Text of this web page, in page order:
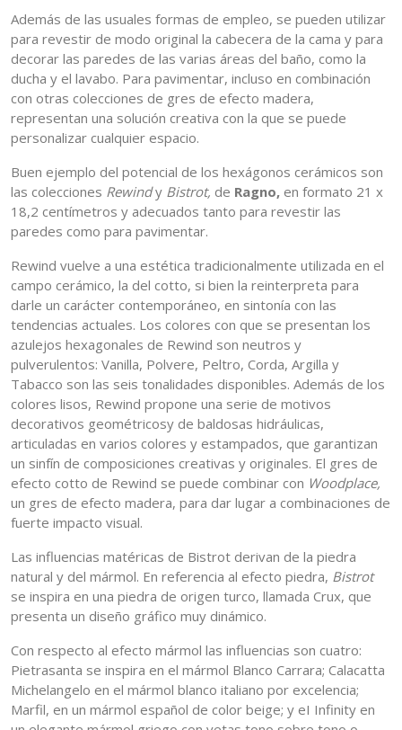
Además de las usuales formas de empleo, se pueden utilizar
para revestir de modo original la cabecera de la cama y para
decorar las paredes de las varias áreas del baño, como la
ducha y el lavabo. Para pavimentar, incluso en combinación
con otras colecciones de gres de efecto madera,
representan una solución creativa con la que se puede
personalizar cualquier espacio.
Buen ejemplo del potencial de los hexágonos cerámicos son
las colecciones Rewindy Bistrot, de Ragno, en formato 21 x
18,2 centímetros y adecuados tanto para revestir las
paredes como para pavimentar.
Rewind vuelve a una estética tradicionalmente utilizada en el
campo cerámico, la del cotto, si bien la reinterpreta para
darle un carácter contemporáneo, en sintonía con las
tendencias actuales. Los colores con que se presentan los
azulejos hexagonales de Rewind son neutros y
pulverulentos: Vanilla, Polvere, Peltro, Corda, Argilla y
Tabacco son las seis tonalidades disponibles. Además de los
colores lisos, Rewind propone una serie de motivos
decorativos geométricosy de baldosas hidráulicas,
articuladas en varios colores y estampados, que garantizan
un sinfín de composiciones creativas y originales. El gres de
efecto cotto de Rewind se puede combinar con Woodplace,
un gres de efecto madera, para dar lugar a combinaciones de
fuerte impacto visual.
Las influencias matéricas de Bistrot derivan de la piedra
natural y del mármol. En referencia al efecto piedra, Bistrot
se inspira en una piedra de origen turco, llamada Crux, que
presenta un diseño gráfico muy dinámico.
Con respecto al efecto mármol las influencias son cuatro:
Pietrasanta se inspira en el mármol Blanco Carrara; Calacatta
Michelangelo en el mármol blanco italiano por excelencia;
Marfil, en un mármol español de color beige; y eI Infinity en